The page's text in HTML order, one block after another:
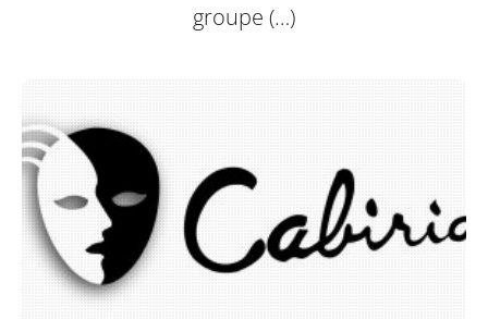
groupe (…)